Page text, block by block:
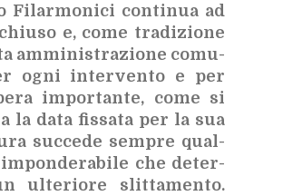
Fi­lar­mo­ni­ci con­ti­nua ad
e, come tra­di­zio­ne
am­mi­ni­stra­zio­ne co­mu­
ogni in­ter­ven­to e per
im­por­tan­te, come si
la data fis­sa­ta per la sua
suc­ce­de sem­pre qual­
im­pon­de­ra­bi­le che de­ter­
ul­te­rio­re slit­ta­men­to.